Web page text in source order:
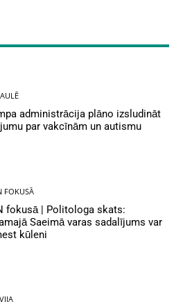
administrācija plāno izsludināt
par vakcīnām un autismu
FOKUSĀ
fokusā | Politologa skats:
Saeimā varas sadalījums var
kūleni